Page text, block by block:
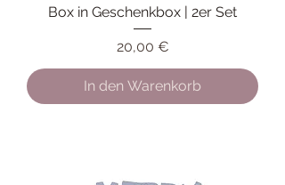
Box in Geschenkbox | 2er Set
Preis
20,00 €
In den Warenkorb